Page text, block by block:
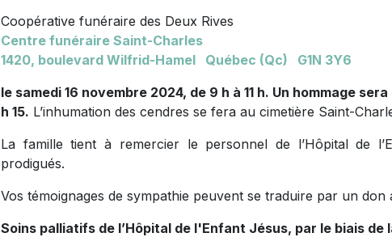
Coopérative funéraire des Deux Rives
Centre funéraire Saint-Charles
1420, boulevard Wilfrid-Hamel Québec (Qc) G1N 3Y6
le samedi 16 novembre 2024, de 9 h à 11 h. Un hommage
h 15. L’inhumation des cendres se fera au cimetière Saint-
La famille tient à remercier le personnel de l’Hôpital de
prodigués.
Vos témoignages de sympathie peuvent se traduire par un don
Soins palliatifs de l’Hôpital de l'Enfant Jésus, par le biais de